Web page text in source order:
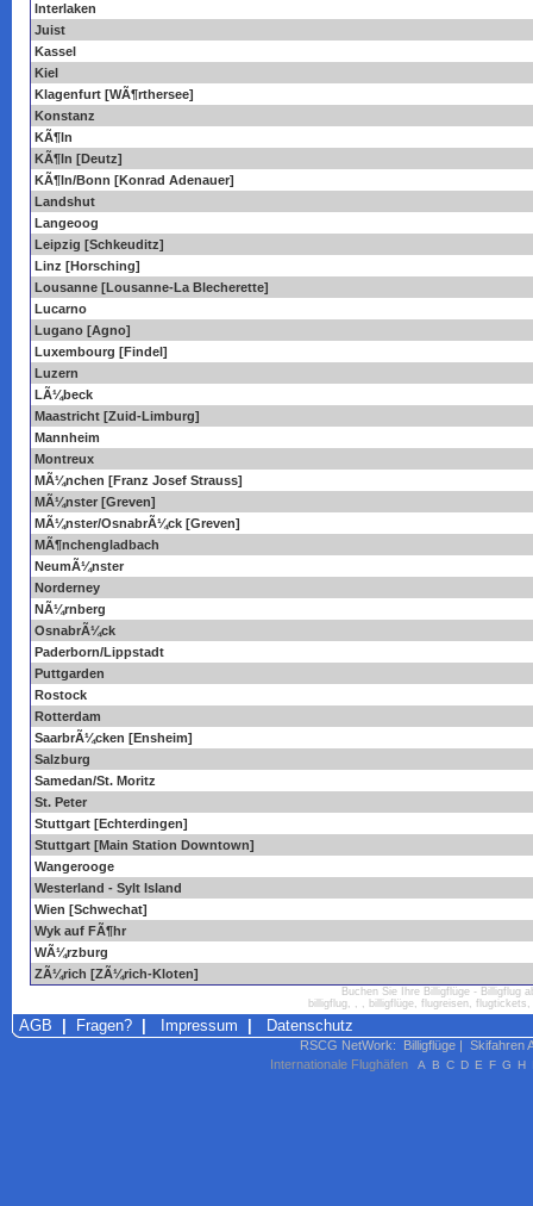
Interlaken
Juist
Kassel
Kiel
Klagenfurt [WÃ¶rthersee]
Konstanz
KÃ¶ln
KÃ¶ln [Deutz]
KÃ¶ln/Bonn [Konrad Adenauer]
Landshut
Langeoog
Leipzig [Schkeuditz]
Linz [Horsching]
Lousanne [Lousanne-La Blecherette]
Lucarno
Lugano [Agno]
Luxembourg [Findel]
Luzern
LÃ¼beck
Maastricht [Zuid-Limburg]
Mannheim
Montreux
MÃ¼nchen [Franz Josef Strauss]
MÃ¼nster [Greven]
MÃ¼nster/OsnabrÃ¼ck [Greven]
MÃ¶nchengladbach
NeumÃ¼nster
Norderney
NÃ¼rnberg
OsnabrÃ¼ck
Paderborn/Lippstadt
Puttgarden
Rostock
Rotterdam
SaarbrÃ¼cken [Ensheim]
Salzburg
Samedan/St. Moritz
St. Peter
Stuttgart [Echterdingen]
Stuttgart [Main Station Downtown]
Wangerooge
Westerland - Sylt Island
Wien [Schwechat]
Wyk auf FÃ¶hr
WÃ¼rzburg
ZÃ¼rich [ZÃ¼rich-Kloten]
Buchen Sie Ihre Billigflüge - Billigflug
billigflug, , , billigflüge, flugreisen,
AGB Fragen? Impressum Datenschutz
RSCG NetWork: Billigflüge | Skifahren
Internationale Flughäfen
A B C D E F G H